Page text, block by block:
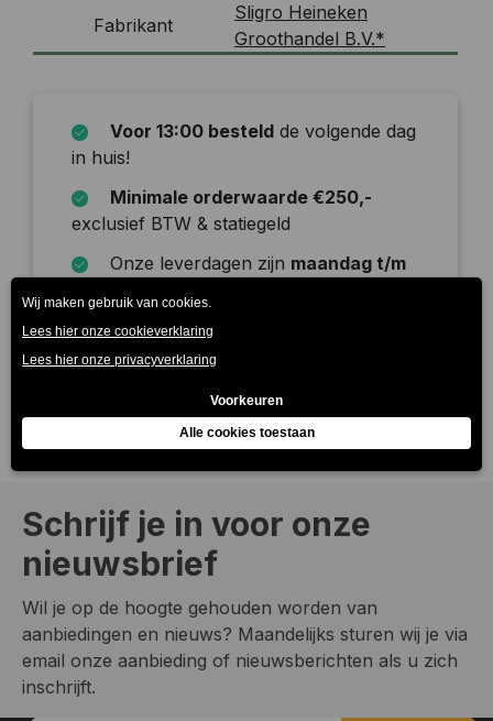
Fabrikant
Sligro Heineken
Groothandel B.V.*
Voor 13:00 besteld de volgende dag
in huis!
Minimale orderwaarde €250,-
exclusief BTW & statiegeld
Onze leverdagen zijn maandag t/m
Schrijf je in voor onze
nieuwsbrief
Wil je op de hoogte gehouden worden van
aanbiedingen en nieuws? Maandelijks sturen wij je via
email onze aanbieding of nieuwsberichten als u zich
inschrijft.